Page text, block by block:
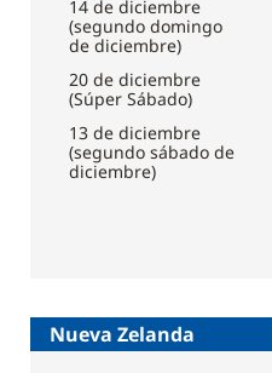
14 de diciembre
(segundo domingo
de diciembre)
20 de diciembre
(Súper Sábado)
13 de diciembre
(segundo sábado de
diciembre)
Nueva Zelanda